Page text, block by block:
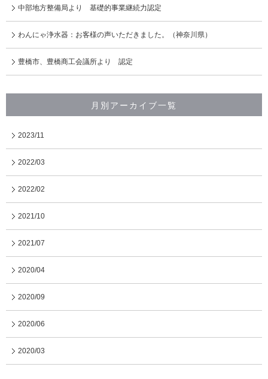
中部地方整備局より 基礎的事業継続力認定
わんにゃ浄水器：お客様の声いただきました。（神奈川県）
豊橋市、豊橋商工会議所より 認定
月別アーカイブ一覧
2023/11
2022/03
2022/02
2021/10
2021/07
2020/04
2020/09
2020/06
2020/03